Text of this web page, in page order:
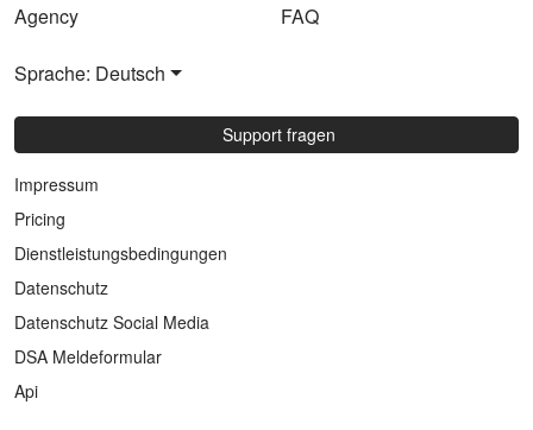
Agency
FAQ
Sprache: Deutsch
Support fragen
Impressum
Pricing
Dienstleistungsbedingungen
Datenschutz
Datenschutz Social Media
DSA Meldeformular
Api